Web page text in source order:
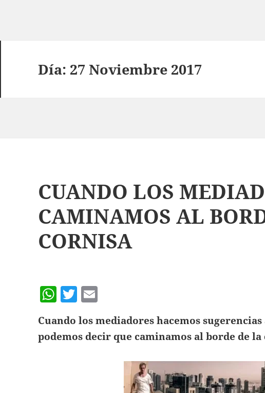
Día: 27 Noviembre 2017
CUANDO LOS
CAMINAMOS AL
CORNISA
W
h
at
s
T
w
itt
er
ai
l
Cuando los mediadores hacemos sugerencias
podemos decir que caminamos al borde de la